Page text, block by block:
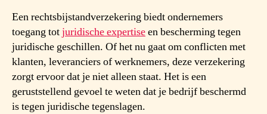
Een rechtsbijstandverzekering biedt ondernemers
toegang totjuridische expertiseen bescherming tegen
juridische geschillen. Of het nu gaat om conflicten met
klanten, leveranciers of werknemers, deze verzekering
zorgt ervoor dat je niet alleen staat. Het is een
geruststellend gevoel te weten dat je bedrijf beschermd
is tegen juridische tegenslagen.